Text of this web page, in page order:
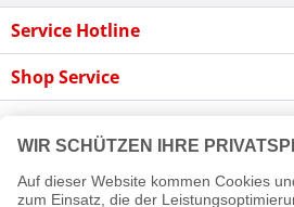
Service Hotline
Shop Service
Newsletter